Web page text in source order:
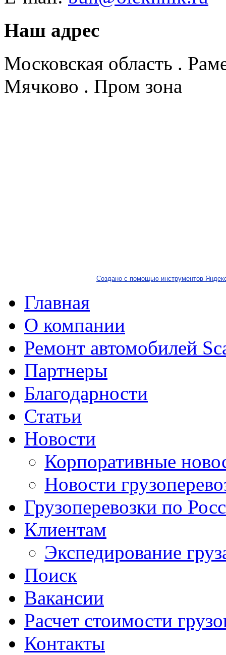
Наш адрес
Московская область .
Мячково . Пром зона
Создано с помощью инструментов
Главная
О компании
Ремонт автомобилей
Партнеры
Благодарности
Статьи
Новости
Корпоративные
Новости
Грузоперевозки по
Клиентам
Экспедирование
Поиск
Вакансии
Расчет стоимости
Контакты